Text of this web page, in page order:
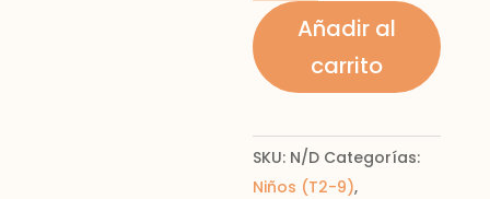
niño
cantidadAñadir al
carrito
SKU: N/D Categorías:
Niños (T2-9),